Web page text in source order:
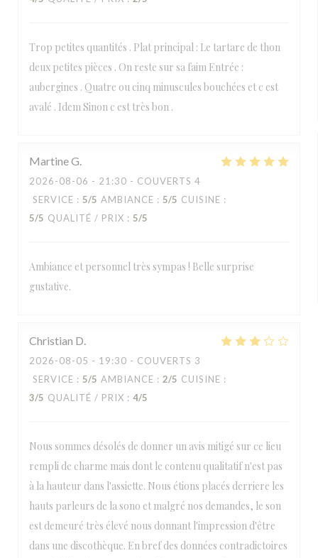
Trop petites quantités . Plat principal : Le tartare de thon
deux petites pièces . On reste sur sa faim Entrée :
aubergines . Quatre ou cinq minuscules bouchées et c est
avalé . Idem Sinon c est très bon .
MartineG
2026-08-06 - 21:30 - COUVERTS 4
SERVICE : 5/5 AMBIANCE : 5/5 CUISINE :
5/5 QUALITÉ / PRIX : 5/5
Ambiance et personnel très sympas ! Belle surprise
gustative.
Christian D
2026-08-05 - 19:30 - COUVERTS 3
SERVICE : 5/5 AMBIANCE : 2/5 CUISINE :
3/5 QUALITÉ / PRIX : 4/5
Nous sommes désolés de donner un avis mitigé sur ce lieu
rempli de charme mais dont le contenu qualitatif n'est pas
à la hauteur dans l'assiette. Nous étions placés derriere les
hauts parleurs de la sono et malgré nos demandes, le son
est demeuré très élevé nous donnant l'impression d'être
dans une discothèque. En bref des données contradictoires